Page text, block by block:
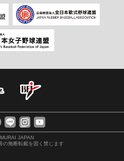
JAPAN
の無断転載を固く禁じます